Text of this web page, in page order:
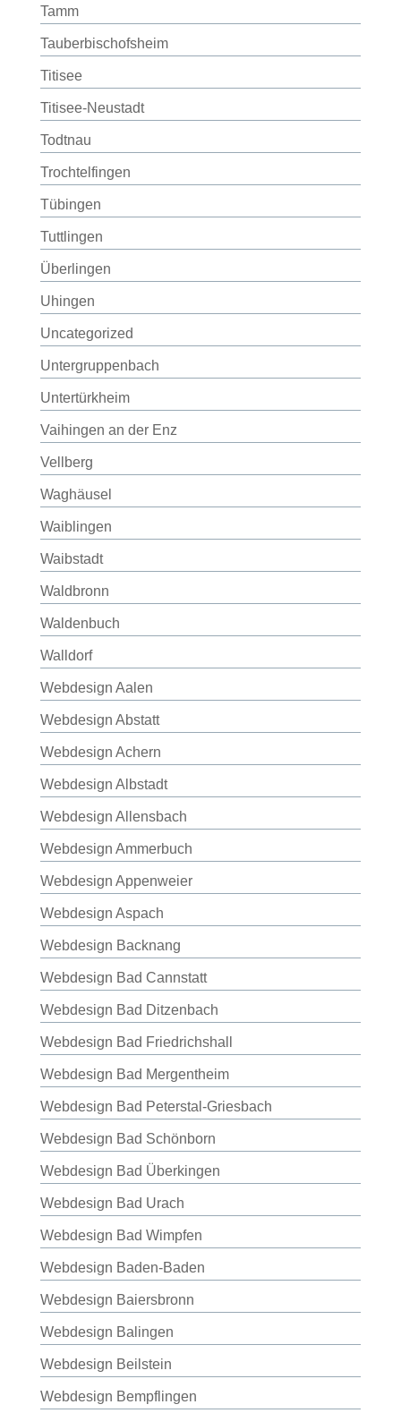
Tamm
Tauberbischofsheim
Titisee
Titisee-Neustadt
Todtnau
Trochtelfingen
Tübingen
Tuttlingen
Überlingen
Uhingen
Uncategorized
Untergruppenbach
Untertürkheim
Vaihingen an der Enz
Vellberg
Waghäusel
Waiblingen
Waibstadt
Waldbronn
Waldenbuch
Walldorf
Webdesign Aalen
Webdesign Abstatt
Webdesign Achern
Webdesign Albstadt
Webdesign Allensbach
Webdesign Ammerbuch
Webdesign Appenweier
Webdesign Aspach
Webdesign Backnang
Webdesign Bad Cannstatt
Webdesign Bad Ditzenbach
Webdesign Bad Friedrichshall
Webdesign Bad Mergentheim
Webdesign Bad Peterstal-Griesbach
Webdesign Bad Schönborn
Webdesign Bad Überkingen
Webdesign Bad Urach
Webdesign Bad Wimpfen
Webdesign Baden-Baden
Webdesign Baiersbronn
Webdesign Balingen
Webdesign Beilstein
Webdesign Bempflingen